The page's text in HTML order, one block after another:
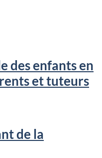
des enfants en
et tuteurs
de la